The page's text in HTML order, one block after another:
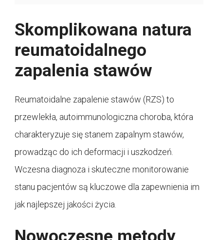
Skomplikowana natura
reumatoidalnego
zapalenia stawów
Reumatoidalne zapalenie stawów (RZS) to
przewlekła, autoimmunologiczna choroba, która
charakteryzuje się stanem zapalnym stawów,
prowadząc do ich deformacji i uszkodzeń.
Wczesna diagnoza i skuteczne monitorowanie
stanu pacjentów są kluczowe dla zapewnienia im
jak najlepszej jakości życia.